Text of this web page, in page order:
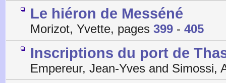
Le hiéron de Messéné
Morizot, Yvette, pages 399 - 405
Inscriptions du port de
Empereur, Jean-Yves and Simossi,